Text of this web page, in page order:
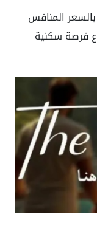
المنافس
فرصة سكنية